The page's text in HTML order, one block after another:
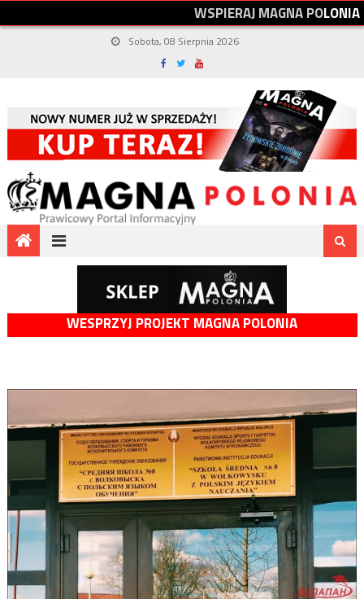
WSPIERAJMAGNAPOLONIA
Sobota, 08 Sierpnia 2026
WESPRZYJ PROJEKT MAGNA POLONIA